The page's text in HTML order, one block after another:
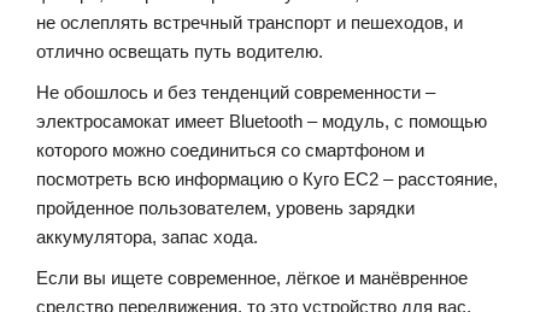
не ослеплять встречный транспорт и пешеходов, и
отлично освещать путь водителю.
Не обошлось и без тенденций современности –
электросамокат имеет Bluetooth – модуль, с помощью
которого можно соединиться со смартфоном и
посмотреть всю информацию о Куго ЕС2 – расстояние,
пройденное пользователем, уровень зарядки
аккумулятора, запас хода.
Если вы ищете современное, лёгкое и манёвренное
средство передвижения, то это устройство для вас.